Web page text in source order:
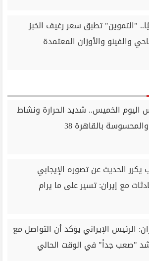
"التموين" تطبق سعر رغيف الخبز
والفينو والأوزان المعتمدة
الخميس.. شديد الحرارة ونشاط
بالقاهرة 38
يكرر الحديث عن تصوره الإيجابي
مع إيران: تسير ‌على ما يرام
الرئيس الإيراني يؤكد أن التواصل مع
"صعب جداً" في الوقت الحالي